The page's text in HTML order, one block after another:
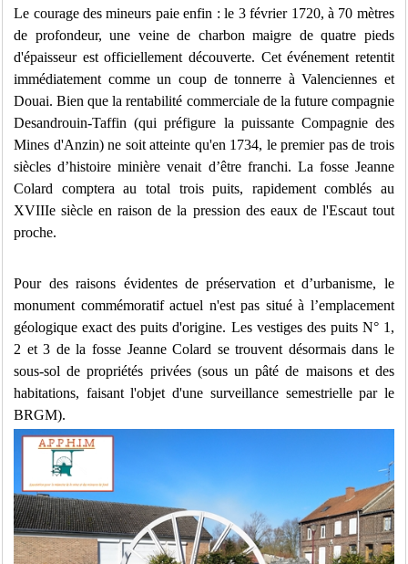
Le courage des mineurs paie enfin : le 3 février 1720, à 70 mètres
de profondeur, une veine de charbon maigre de quatre pieds
d'épaisseur est officiellement découverte. Cet événement retentit
immédiatement comme un coup de tonnerre à Valenciennes et
Douai. Bien que la rentabilité commerciale de la future compagnie
Desandrouin-Taffin (qui préfigure la puissante Compagnie des
Mines d'Anzin) ne soit atteinte qu'en 1734, le premier pas de trois
siècles d’histoire minière venait d’être franchi. La fosse Jeanne
Colard comptera au total trois puits, rapidement comblés au
XVIIIe siècle en raison de la pression des eaux de l'Escaut tout
proche.
Pour des raisons évidentes de préservation et d’urbanisme, le
monument commémoratif actuel n'est pas situé à l’emplacement
géologique exact des puits d'origine. Les vestiges des puits N° 1,
2 et 3 de la fosse Jeanne Colard se trouvent désormais dans le
sous-sol de propriétés privées (sous un pâté de maisons et des
habitations, faisant l'objet d'une surveillance semestrielle par le
BRGM).